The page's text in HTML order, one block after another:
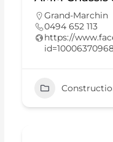
Grand-Marchin
0494 652 113
https://